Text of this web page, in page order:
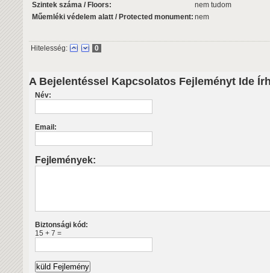
Szintek száma / Floors:
nem tudom
Műemléki védelem alatt / Protected monument: nem
Hitelesség: 0
A Bejelentéssel Kapcsolatos Fejleményt Ide
Név:
Email:
Fejlemények:
Biztonsági kód:
15 + 7 =